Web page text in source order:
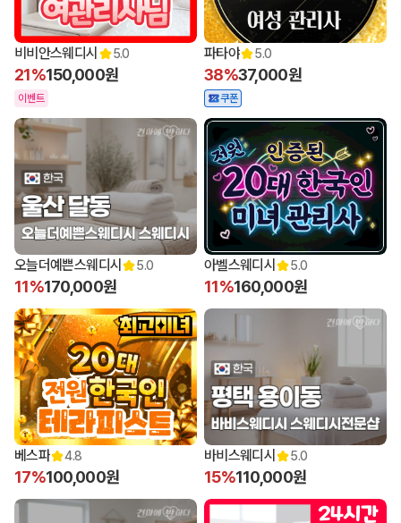
비비안스웨디시 5.0
21%150,000원
이벤트
파타야 5.0
38%37,000원
쿠폰
오늘더예쁜스웨디시 5.0
11%170,000원
아벨스웨디시 5.0
11%160,000원
베스파 4.8
17%100,000원
바비스웨디시 5.0
15%110,000원